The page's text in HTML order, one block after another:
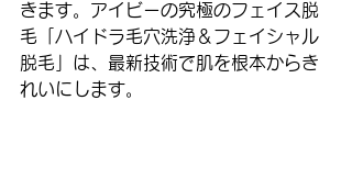
きます。アイビーの究極のフェイス脱
毛「ハイドラ毛穴洗浄＆フェイシャル
脱毛」は、最新技術で肌を根本からき
れいにします。